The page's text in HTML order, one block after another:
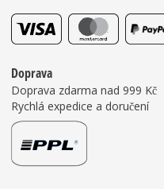
Doprava
Doprava zdarma nad 999 Kč
Rychlá expedice a doručení